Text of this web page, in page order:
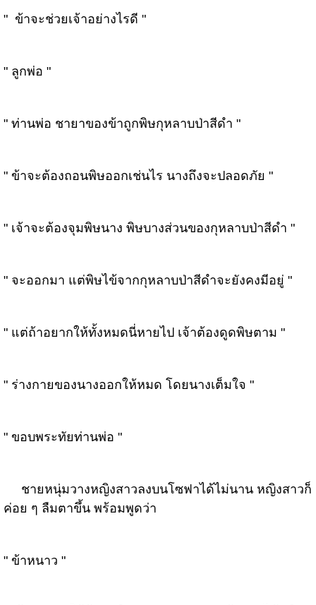
" ข้าจะช่วยเจ้าอย่างไรดี "
" ลูกพ่อ "
" ท่านพ่อ ชายาของข้าถูกพิษกุหลาบป่าสีดำ "
" ข้าจะต้องถอนพิษออกเช่นไร นางถึงจะปลอดภัย "
" เจ้าจะต้องจุมพิษนาง พิษบางส่วนของกุหลาบป่าสีดำ "
" จะออกมา แต่พิษไข้จากกุหลาบป่าสีดำจะยังคงมีอยู่ "
" แต่ถ้าอยากให้ทั้งหมดนี่หายไป เจ้าต้องดูดพิษตาม "
" ร่างกายของนางออกให้หมด โดยนางเต็มใจ "
" ขอบพระทัยท่านพ่อ "
ชายหนุ่มวางหญิงสาวลงบนโซฟาได้ไม่นาน หญิงสาวก็
ค่อย ๆ ลืมตาขึ้น พร้อมพูดว่า
" ข้าหนาว "